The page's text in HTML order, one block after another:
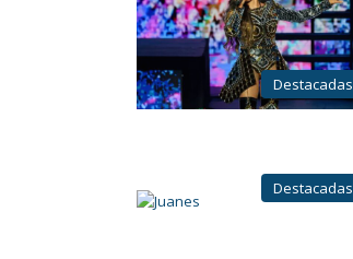
Destacadas
Destacadas